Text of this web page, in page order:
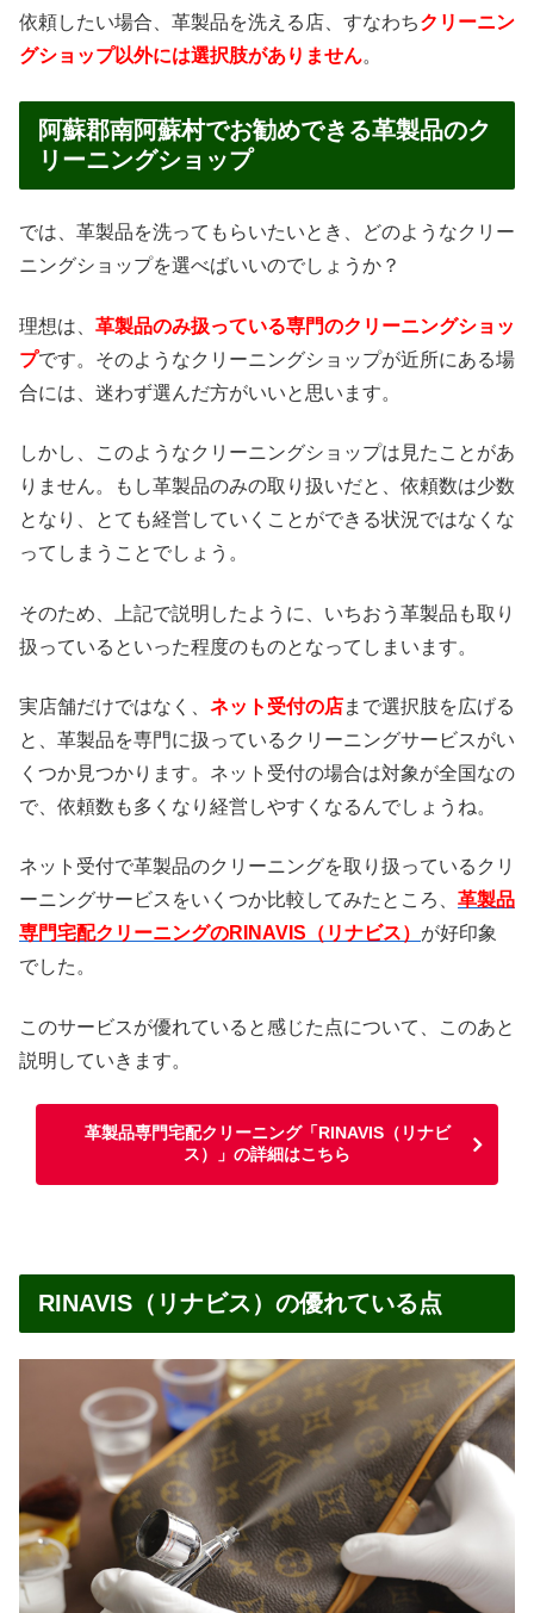
依頼したい場合、革製品を洗える店、すなわちクリーニン
グショップ以外には選択肢がありません。
阿蘇郡南阿蘇村でお勧めできる革製品のク
リーニングショップ
では、革製品を洗ってもらいたいとき、どのようなクリー
ニングショップを選べばいいのでしょうか？
理想は、 革製品のみ扱っている専門のクリーニングショッ
プです。そのようなクリーニングショップが近所にある場
合には、迷わず選んだ方がいいと思います。
しかし、このようなクリーニングショップは見たことがあ
りません。もし革製品のみの取り扱いだと、依頼数は少数
となり、とても経営していくことができる状況ではなくな
ってしまうことでしょう。
そのため、上記で説明したように、いちおう革製品も取り
扱っているといった程度のものとなってしまいます。
実店舗だけではなく、 ネット受付の店まで選択肢を広げる
と、革製品を専門に扱っているクリーニングサービスがい
くつか見つかります。ネット受付の場合は対象が全国なの
で、依頼数も多くなり経営しやすくなるんでしょうね。
ネット受付で革製品のクリーニングを取り扱っているクリ
ーニングサービスをいくつか比較してみたところ、 革製品
専門宅配クリーニングのRINAVIS（リナビス） が好印象
でした。
このサービスが優れていると感じた点について、このあと
説明していきます。
革製品専門宅配クリーニング「RINAVIS（リナビ
ス）」の詳細はこちら
RINAVIS（リナビス）の優れている点